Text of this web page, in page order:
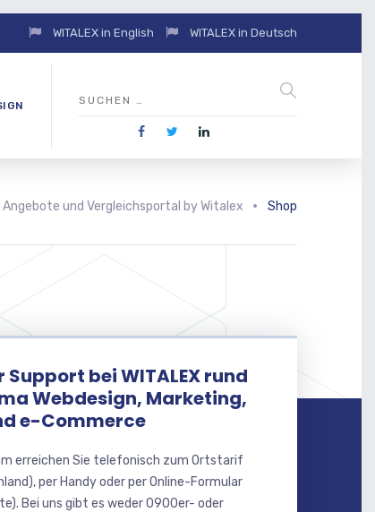
WITALEX in English WITALEX in Deutsch
Angebote und Vergleichsportal by Witalex Shop
bei WITALEX rund
Webdesign, Marketing,
e-Commerce
erreichen Sie telefonisch zum Ortstarif
per Handy oder per Online-Formular
Bei uns gibt es weder 0900er- oder